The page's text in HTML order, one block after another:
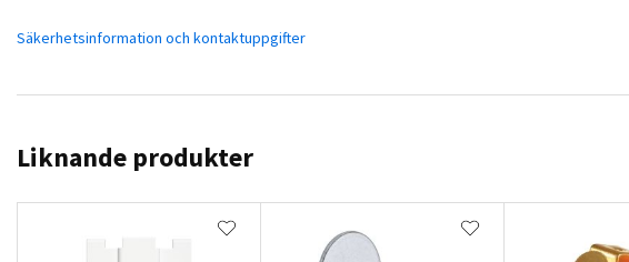
Säkerhetsinformation och kontaktuppgifter
Liknande produkter